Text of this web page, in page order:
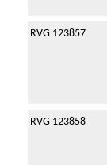
RVG 123857
RVG 123858